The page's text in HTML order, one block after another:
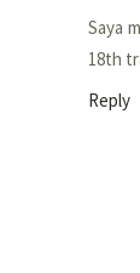
Saya
18th
Reply